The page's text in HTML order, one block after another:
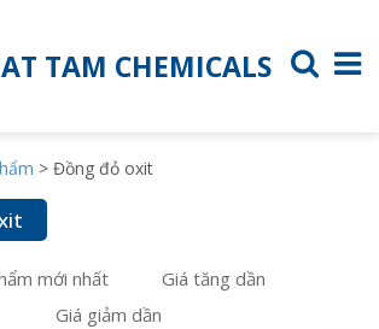
TAM CHEMICALS
> Đồng đỏ oxit
mới nhất
Giá tăng dần
Giá giảm dần